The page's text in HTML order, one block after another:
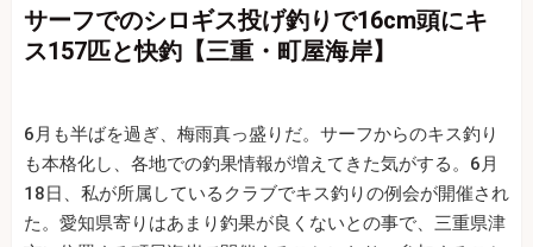
サーフでのシロギス投げ釣りで16cm頭にキ
ス157匹と快釣【三重・町屋海岸】
6月も半ばを過ぎ、梅雨真っ盛りだ。サーフからのキス釣り
も本格化し、各地での釣果情報が増えてきた気がする。6月
18日、私が所属しているクラブでキス釣りの例会が開催され
た。愛知県寄りはあまり釣果が良くないとの事で、三重県津